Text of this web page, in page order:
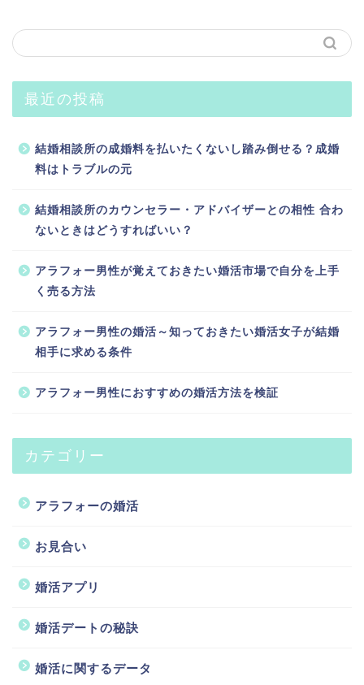
最近の投稿
結婚相談所の成婚料を払いたくないし踏み倒せる？成婚
料はトラブルの元
結婚相談所のカウンセラー・アドバイザーとの相性 合わ
ないときはどうすればいい？
アラフォー男性が覚えておきたい婚活市場で自分を上手
く売る方法
アラフォー男性の婚活～知っておきたい婚活女子が結婚
相手に求める条件
アラフォー男性におすすめの婚活方法を検証
カテゴリー
アラフォーの婚活
お見合い
婚活アプリ
婚活デートの秘訣
婚活に関するデータ